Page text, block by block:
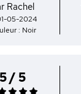
Rachel
05-2024
: Noir
5 / 5